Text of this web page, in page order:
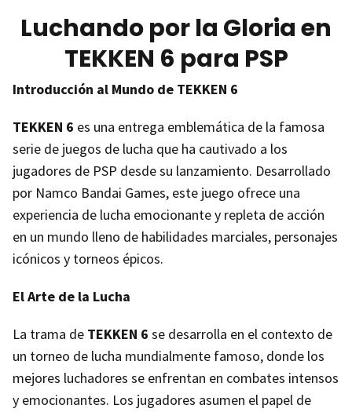
Luchando por la Gloria en
TEKKEN 6 para PSP
Introducción al Mundo de TEKKEN 6
TEKKEN 6 es una entrega emblemática de la famosa
serie de juegos de lucha que ha cautivado a los
jugadores de PSP desde su lanzamiento. Desarrollado
por Namco Bandai Games, este juego ofrece una
experiencia de lucha emocionante y repleta de acción
en un mundo lleno de habilidades marciales, personajes
icónicos y torneos épicos.
El Arte de la Lucha
La trama de TEKKEN 6 se desarrolla en el contexto de
un torneo de lucha mundialmente famoso, donde los
mejores luchadores se enfrentan en combates intensos
y emocionantes. Los jugadores asumen el papel de